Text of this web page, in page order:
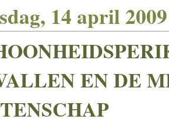
14 april 2009
EN DE